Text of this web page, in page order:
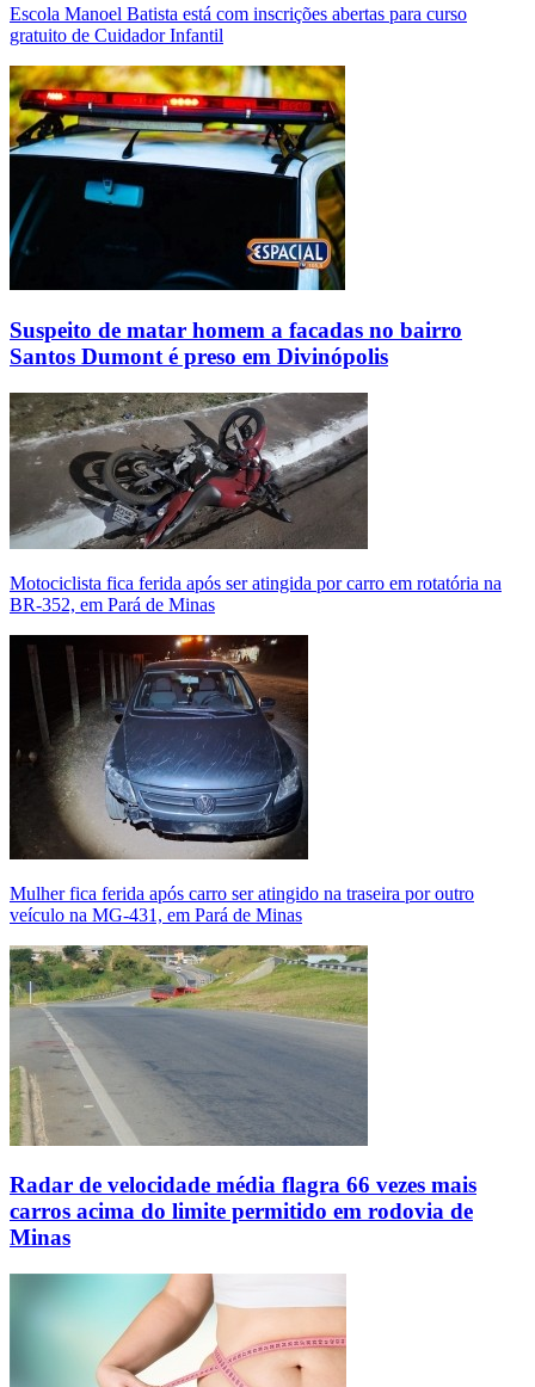
Escola Manoel Batista está com inscrições abertas para curso
gratuito de Cuidador Infantil
Suspeito de matar homem a facadas no bairro
Santos Dumont é preso em Divinópolis
Motociclista fica ferida após ser atingida por carro em rotatória na
BR-352, em Pará de Minas
Mulher fica ferida após carro ser atingido na traseira por outro
veículo na MG-431, em Pará de Minas
Radar de velocidade média flagra 66 vezes mais
carros acima do limite permitido em rodovia de
Minas